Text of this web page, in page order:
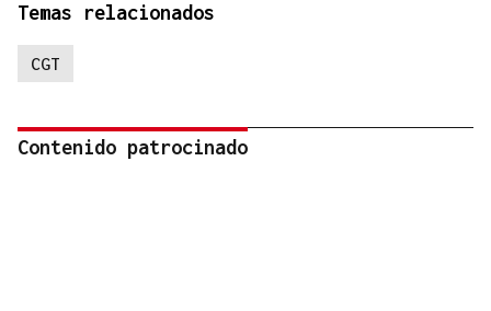
Temas relacionados
CGT
Contenido patrocinado